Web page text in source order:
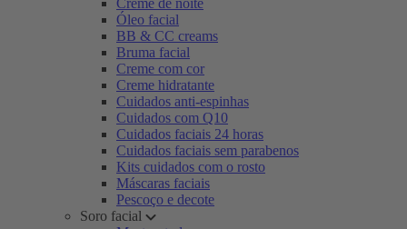
Creme de noite
Óleo facial
BB & CC creams
Bruma facial
Creme com cor
Creme hidratante
Cuidados anti-espinhas
Cuidados com Q10
Cuidados faciais 24 horas
Cuidados faciais sem parabenos
Kits cuidados com o rosto
Máscaras faciais
Pescoço e decote
Soro facial